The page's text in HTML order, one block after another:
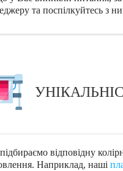
та поспілкуйтесь з
відповідну
Наприклад, наші